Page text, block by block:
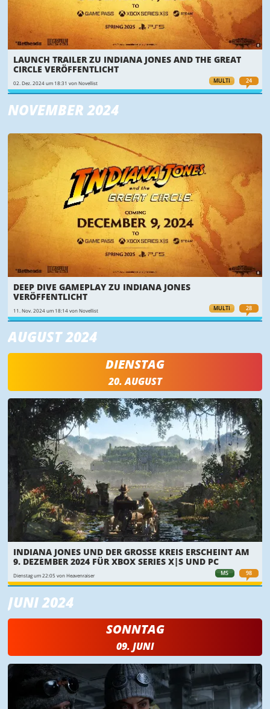
MULTI 24
LAUNCH TRAILER ZU INDIANA JONES AND THE GREAT
CIRCLE VERÖFFENTLICHT
02. Dez. 2024 um 18:31 von Novellist
NOVEMBER 2024
MULTI 28
DEEP DIVE GAMEPLAY ZU INDIANA JONES
VERÖFFENTLICHT
11. Nov. 2024 um 18:14 von Novellist
AUGUST 2024
DIENSTAG
20. AUGUST
MS 98
INDIANA JONES UND DER GROSSE KREIS ERSCHEINT AM 9
. DEZEMBER 2024 FÜR XBOX SERIES X|S UND PC
Dienstag um 22:05 von Heavenraiser
JUNI 2024
SONNTAG
09. JUNI